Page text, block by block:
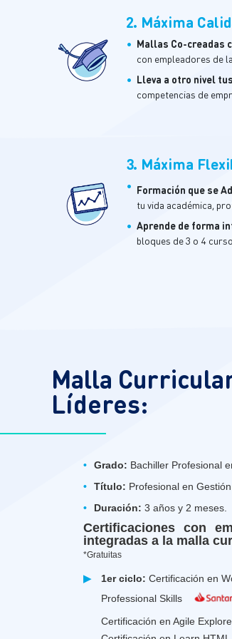
Encuentranos en:
2. Máxima
• Mallas Co-creadas
con empleadores de
• Lleva a otro nivel
competencias de
3. Máxima
• Formación que se
tu vida académica,
• Aprende de forma
bloques de 3 o 4
Malla
Líderes:
• Grado: Bachiller Profesional
•
Título: Profesional en
•
Duración: 3 años y 2 meses.
Certificaciones con
integradas a la malla
*Gratuitas
▶ 1er ciclo: Certificación en
Professional Skills
Certificación en Agile